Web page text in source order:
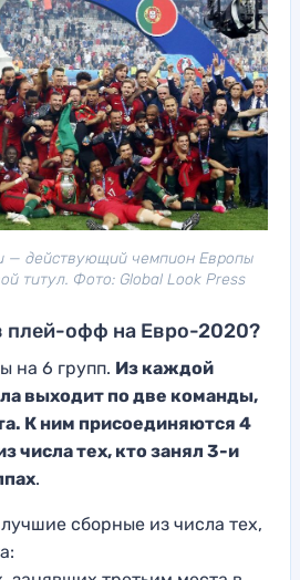
— действующий чемпион Европы
титул. Фото: Global Look Press
плей-офф на Евро-2020?
на 6 групп. Из каждой
выходит по две команды,
К ним присоединяются 4
числа тех, кто занял 3-и
.
сборные из числа тех,